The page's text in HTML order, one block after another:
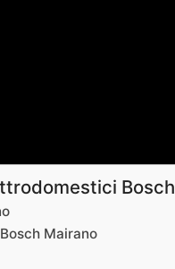
Bosch
Mairano